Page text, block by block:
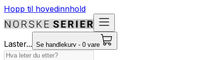
Hopp til hovedinnhold
Laster... Se handlekurv - 0 vare